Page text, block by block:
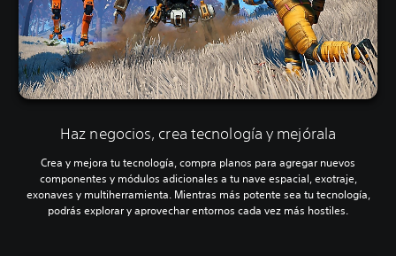
Haz negocios, crea tecnología y mejórala
Crea y mejora tu tecnología, compra planos para agregar nuevos
componentes y módulos adicionales a tu nave espacial, exotraje,
exonaves y multiherramienta. Mientras más potente sea tu tecnología,
podrás explorar y aprovechar entornos cada vez más hostiles.